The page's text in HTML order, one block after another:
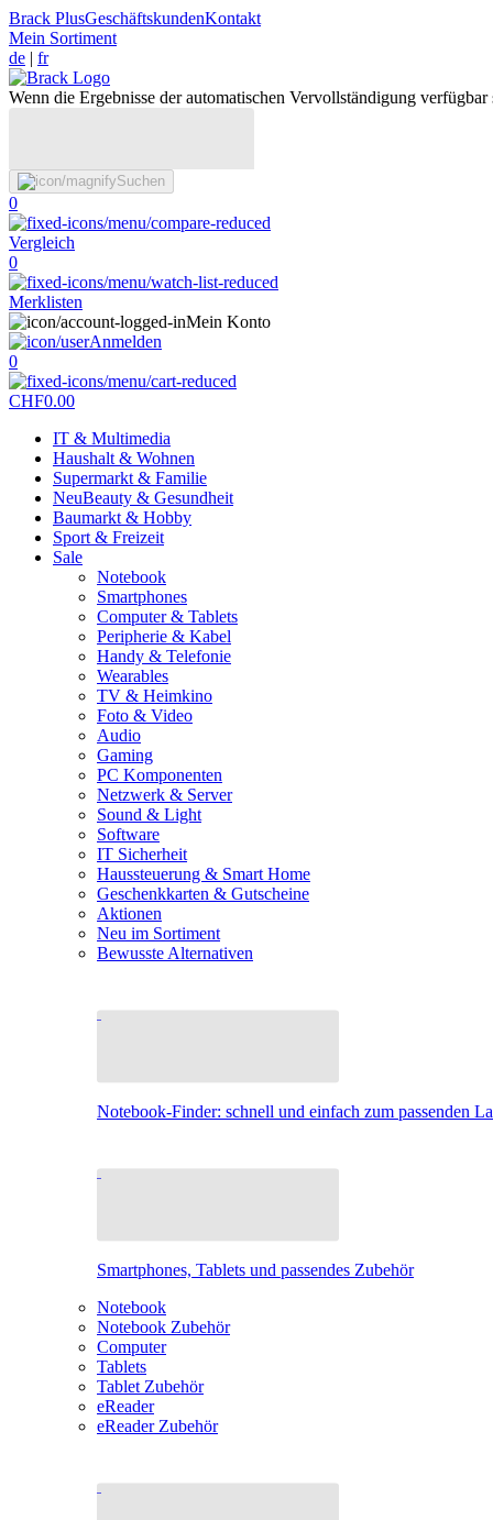
Brack PlusGeschäftskundenKontakt
Mein Sortiment
de | fr
Wenn die Ergebnisse der automatischen Vervollständigung
Suchen
0
Vergleich
0
Merklisten
Mein Konto
Anmelden
0
CHF0.00
IT & Multimedia
Haushalt & Wohnen
Supermarkt & Familie
NeuBeauty & Gesundheit
Baumarkt & Hobby
Sport & Freizeit
Sale
Notebook
Smartphones
Computer & Tablets
Peripherie & Kabel
Handy & Telefonie
Wearables
TV & Heimkino
Foto & Video
Audio
Gaming
PC Komponenten
Netzwerk & Server
Sound & Light
Software
IT Sicherheit
Haussteuerung & Smart Home
Geschenkkarten & Gutscheine
Aktionen
Neu im Sortiment
Bewusste Alternativen
Notebook-Finder: schnell und einfach zum passenden
Smartphones, Tablets und passendes Zubehör
Notebook
Notebook Zubehör
Computer
Tablets
Tablet Zubehör
eReader
eReader Zubehör